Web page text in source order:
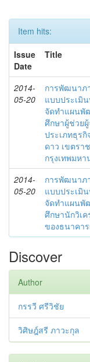
Item hits:
Issue
Date
Title
2014-
05-20
การพัฒนาภ
แบบประเมิ
จัดทำแผนพั
ศึกษาผู้ช่วย
ประเภทธุร
ดาว เขตรา
กรุงเทพมหา
2014-
05-20
การพัฒนาภ
แบบประเมิ
จัดทำแผนพั
ศึกษานักวิเ
ของธนาคา
Discover
Author
กรรวี ศรีวิชัย
วิศิษฎ์สรี ภาวะกุล